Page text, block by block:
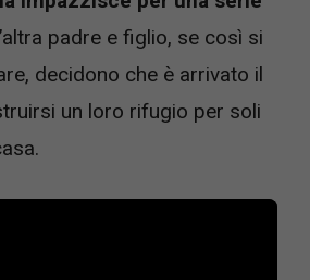
padre e figlio, se così si
decidono che è arrivato il
un loro rifugio per soli